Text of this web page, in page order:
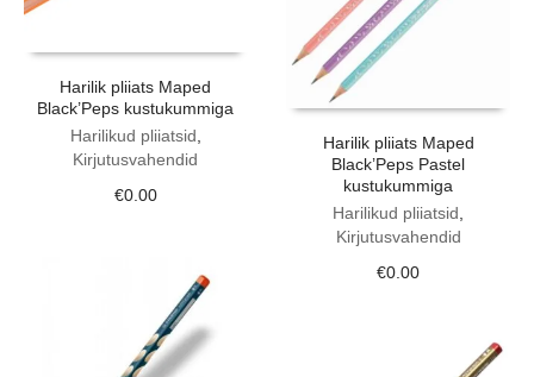
Harilik pliiats Maped
Black’Peps kustukummiga
Harilikud pliiatsid
Kirjutusvahendid
€0.00
Harilik pliiats Maped
Black’Peps Pastel
kustukummiga
Harilikud pliiatsid
Kirjutusvahendid
€0.00